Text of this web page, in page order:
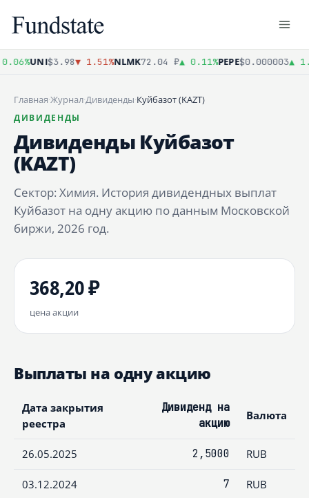
UNI$3.98▼ 1.51%NLMK72.04 ₽ ▲ 0.11%PEPE$0.000003▲
Главная·Журнал·Дивиденды·Куйбазот (KAZT)
ДИВИДЕНДЫ
Дивиденды Куйбазот
(KAZT)
Сектор: Химия. История дивидендных выплат
Куйбазот на одну акцию по данным Московской
биржи, 2026 год.
368,20 ₽
цена акции
Выплаты на одну акцию
Дата закрытия
реестра
Дивиденд на
акцию
Валюта
26.05.2025 2,5000 RUB
03.12.2024 7 RUB